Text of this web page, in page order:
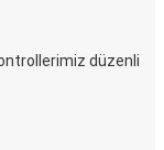
düzenli